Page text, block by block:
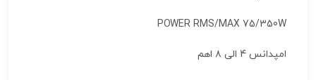
POWER RMS/MAX 75/350W
امپدانس 4 الی ۸ اهم